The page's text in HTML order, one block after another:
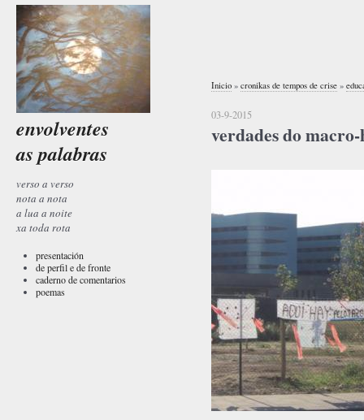
envolventes
as palabras
verso a verso
nota a nota
a lua a noite
xa toda rota
presentación
de perfil e de fronte
caderno de comentarios
poemas
Inicio » cronikas de tempos de crise »
03-9-2015
verdades do